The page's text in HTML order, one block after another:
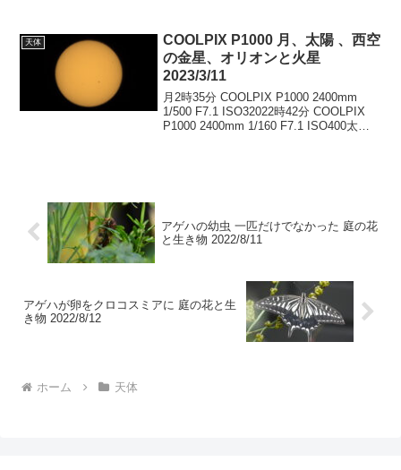
天体
COOLPIX P1000 月、太陽 、西空
の金星、オリオンと火星
2023/3/11
月2時35分 COOLPIX P1000 2400mm
1/500 F7.1 ISO32022時42分 COOLPIX
P1000 2400mm 1/160 F7.1 ISO400太陽
アゲハの幼虫 一匹だけでなかった 庭の花
と生き物 2022/8/11
アゲハが卵をクロコスミアに 庭の花と生
き物 2022/8/12
ホーム 天体